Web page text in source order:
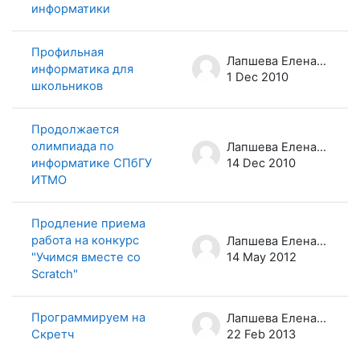
информатики
Профильная
информатика для
школьников
Лапшева Елена Евгеньевна
1 Dec 2010
Продолжается
олимпиада по
информатике СПбГУ
ИТМО
Лапшева Елена Евгеньевна
14 Dec 2010
Продление приема
работа на конкурс
"Учимся вместе со
Scratch"
Лапшева Елена Евгеньевна
14 May 2012
Программируем на
Скретч
Лапшева Елена Евгеньевна
22 Feb 2013